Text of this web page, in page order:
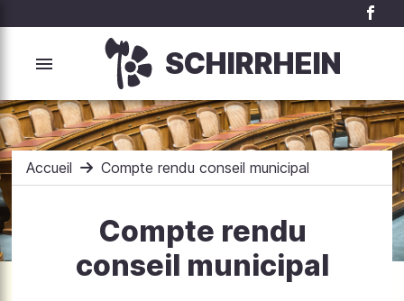
SCHIRRHEIN
Accueil Compte rendu conseil municipal
Compte rendu
conseil municipal